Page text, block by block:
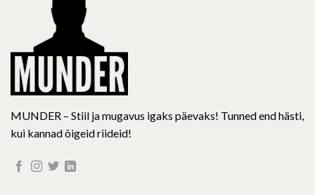
MUNDER – Stiil ja mugavus igaks päevaks! Tunned end hästi,
kui kannad õigeid riideid!